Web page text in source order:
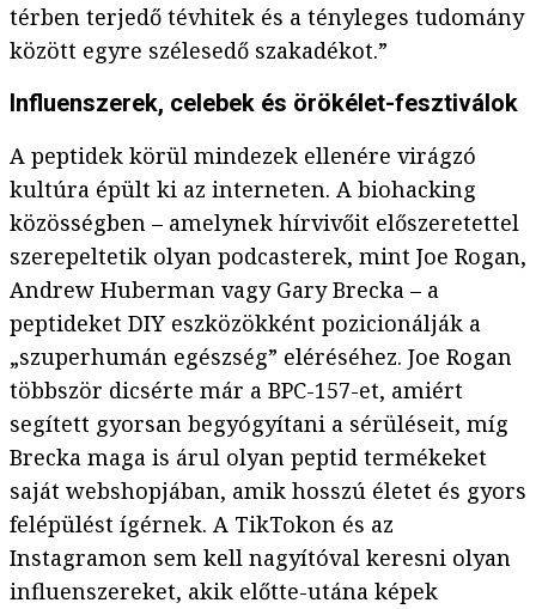
térben terjedő tévhitek és a tényleges tudomány
között egyre szélesedő szakadékot.”
Influenszerek, celebek és örökélet-fesztiválok
A peptidek körül mindezek ellenére virágzó
kultúra épült ki az interneten. A biohacking
közösségben – amelynek hírvivőit előszeretettel
szerepeltetik olyan podcasterek, mint Joe Rogan,
Andrew Huberman vagy Gary Brecka – a
peptideket DIY eszközökként pozicionálják a
„szuperhumán egészség” eléréséhez. Joe Rogan
többször dicsérte már a BPC-157-et, amiért
segített gyorsan begyógyítani a sérüléseit, míg
Brecka maga is árul olyan peptid termékeket
saját webshopjában, amik hosszú életet és gyors
felépülést ígérnek. A TikTokon és az
Instagramon sem kell nagyítóval keresni olyan
influenszereket, akik előtte-utána képek